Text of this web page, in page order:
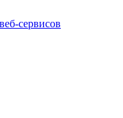
сервисов